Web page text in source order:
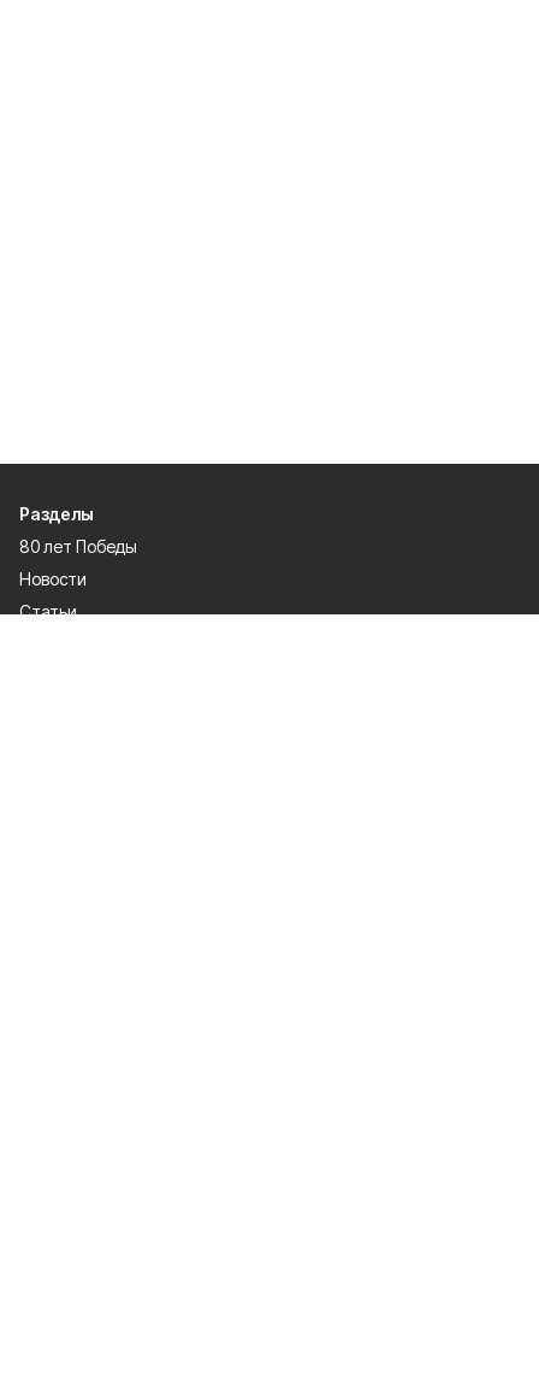
Разделы
80 лет Победы
Новости
Статьи